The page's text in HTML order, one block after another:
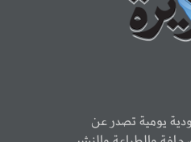
يومية تصدر عن